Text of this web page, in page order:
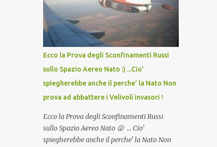
lo scopo della temperatura? Qualcuno a suo
tempo ribattezzo' il Vaccino come: l' Amaro
del Capo, era "spettacolare Ghiacciato, ma
andava bene anche, a Temperatura
Ambiente"! Riproponiamo l'articolo per NON
Ecco la Prova degli Sconfinamenti Russi
sullo Spazio Aereo Nato :) ...Cio'
spiegherebbe anche il perche' la Nato Non
prova ad abbattere i Velivoli invasori !
Ecco la Prova degli Sconfinamenti Russi
sullo Spazio Aereo Nato 😛 ... Cio'
spiegherebbe anche il perche' la Nato Non